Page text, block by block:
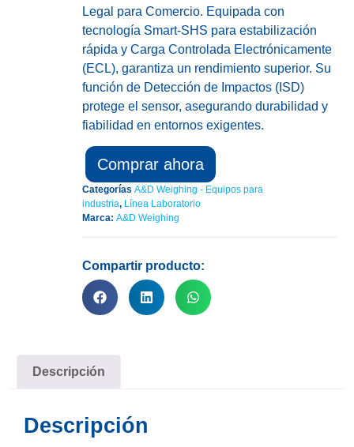
Legal para Comercio. Equipada con
tecnología Smart-SHS para estabilización
rápida y Carga Controlada Electrónicamente
(ECL), garantiza un rendimiento superior. Su
función de Detección de Impactos (ISD)
protege el sensor, asegurando durabilidad y
fiabilidad en entornos exigentes.
Comprar ahora
Categorías A&D Weighing - Equipos para
industria, Línea Laboratorio
Marca: A&D Weighing
Compartir producto:
Descripción
Descripción